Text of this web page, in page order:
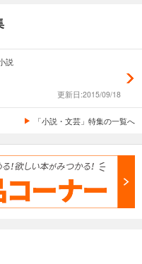
説
更新日:2015/09/18
「小説・文芸」特集の一覧へ